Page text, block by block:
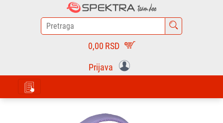
0,00 RSD
Prijava